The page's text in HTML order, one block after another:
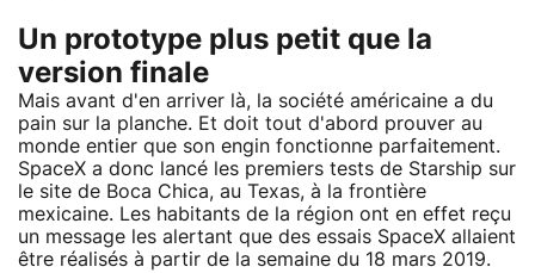
Un prototype plus petit que la
version finale
Mais avant d'en arriver là, la société américaine a du
pain sur la planche. Et doit tout d'abord prouver au
monde entier que son engin fonctionne parfaitement.
SpaceX a donc lancé les premiers tests de Starship sur
le site de Boca Chica, au Texas, à la frontière
mexicaine. Les habitants de la région ont en effet reçu
un message les alertant que des essais SpaceX allaient
être réalisés à partir de la semaine du 18 mars 2019.